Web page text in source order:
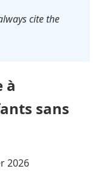
cite the
à
sans
2026